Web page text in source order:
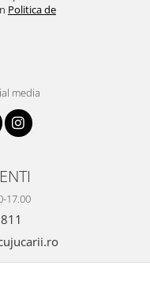
Politica de
media
17.00